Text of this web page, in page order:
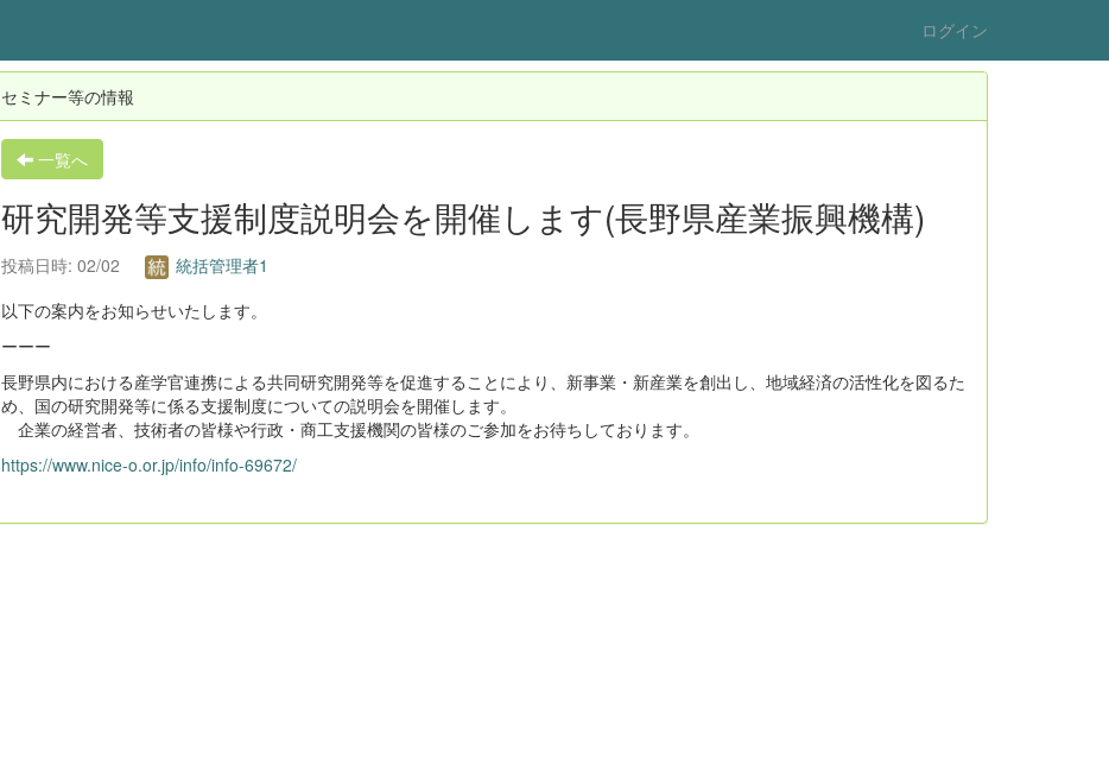
ログイン
セミナー等の情報
一覧へ
研究開発等支援制度説明会を開催します(長野県産業振興機構)
投稿日時: 02/02
統括管理者1
以下の案内をお知らせいたします。
ーーー
長野県内における産学官連携による共同研究開発等を促進することにより、新事業・新産業を創出し、地域経済の活性化を図るた
め、国の研究開発等に係る支援制度についての説明会を開催します。
企業の経営者、技術者の皆様や行政・商工支援機関の皆様のご参加をお待ちしております。
https://www.nice-o.or.jp/info/info-69672/